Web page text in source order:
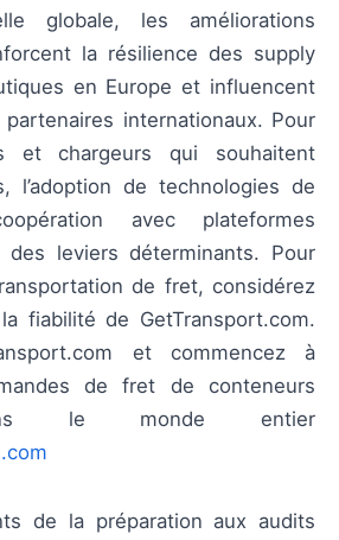
globale, les améliorations
la résilience des supply
en Europe et influencent
internationaux. Pour
et chargeurs qui souhaitent
l’adoption de technologies de
avec plateformes
des leviers déterminants. Pour
de fret, considérez
fiabilité de GetTransport.com.
et commencez à
de fret de conteneurs
le monde entier
de la préparation aux audits